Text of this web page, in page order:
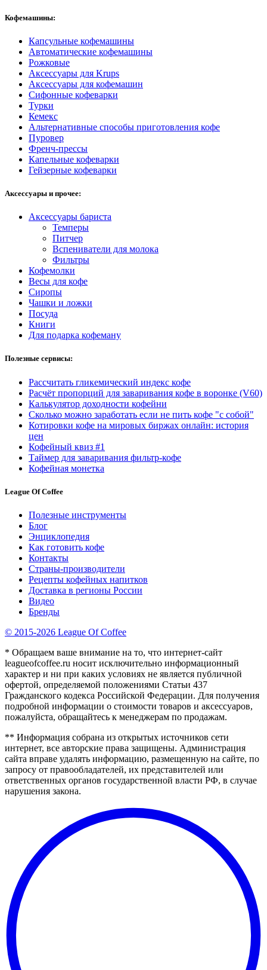
Кофемашины:
Капсульные кофемашины
Автоматические кофемашины
Рожковые
Аксессуары для Krups
Аксессуары для кофемашин
Сифонные кофеварки
Турки
Кемекс
Альтернативные способы приготовления кофе
Пуровер
Френч-прессы
Капельные кофеварки
Гейзерные кофеварки
Аксессуары и прочее:
Аксессуары бариста
Темперы
Питчер
Вспениватели для молока
Фильтры
Кофемолки
Весы для кофе
Сиропы
Чашки и ложки
Посуда
Книги
Для подарка кофеману
Полезные сервисы:
Рассчитать гликемический индекс кофе
Расчёт пропорций для заваривания кофе в воронке (V60)
Калькулятор доходности кофейни
Сколько можно заработать если не пить кофе "с собой"
Котировки кофе на мировых биржах онлайн: история
цен
Кофейный квиз #1
Таймер для заваривания фильтр-кофе
Кофейная монетка
League Of Coffee
Полезные инструменты
Блог
Энциклопедия
Как готовить кофе
Контакты
Страны-производители
Рецепты кофейных напитков
Доставка в регионы России
Видео
Бренды
© 2015-2026 League Of Coffee
* Обращаем ваше внимание на то, что интернет-сайт
leagueofcoffee.ru носит исключительно информационный
характер и ни при каких условиях не является публичной
офертой, определяемой положениями Статьи 437
Гражданского кодекса Российской Федерации. Для получения
подробной информации о стоимости товаров и аксессуаров,
пожалуйста, обращайтесь к менеджерам по продажам.
** Информация собрана из открытых источников сети
интернет, все авторские права защищены. Администрация
сайта вправе удалять информацию, размещенную на сайте, по
запросу от правообладателей, их представителей или
ответственных органов государственной власти РФ, в случае
нарушения закона.